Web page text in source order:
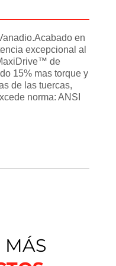
en
excepcional al
de
15% mas torque y
de las tuercas,
norma: ANSI
MÁS